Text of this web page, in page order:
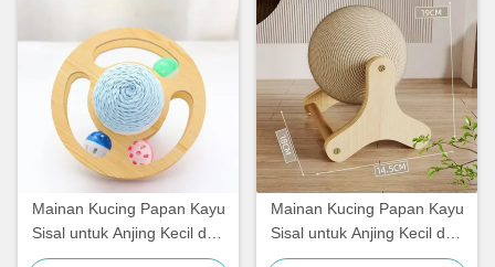
Mainan Kucing Papan Kayu
Sisal untuk Anjing Kecil dan
Kucing Sederhana dan
Mainan Kucing Papan Kayu
Sisal untuk Anjing Kecil dan
Kucing Sederhana dan